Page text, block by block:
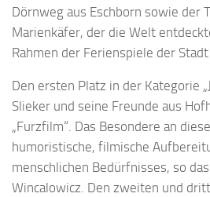
Dörnweg aus Eschborn sowie der
Marienkäfer, der die Welt
Rahmen der Ferienspiele der Stadt
Den ersten Platz in der Kategorie
Slieker und seine Freunde aus
„Furzfilm“. Das Besondere an
humoristische, filmische
menschlichen Bedürfnisses, so
Wincalowicz. Den zweiten und